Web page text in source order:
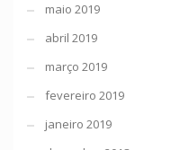
maio 2019
abril 2019
março 2019
fevereiro 2019
janeiro 2019